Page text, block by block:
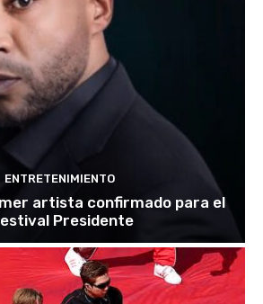
ENTRETENIMIENTO
artista confirmado para el
Presidente